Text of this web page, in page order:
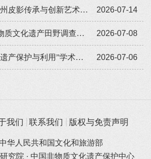
2026-07-14
“镂光刻影——华州皮影传承与创新艺术展览”全国巡展走进遵义
2026-07-08
云南省2026年非物质文化遗产田野调查培训班举办
2026-07-06
第六届“广东文化遗产保护与利用”学术座谈会在穗举办
我们 联系我们 版权与免责声明
华人民共和国文化和旅游部
究院 · 中国非物质文化遗产保护中心